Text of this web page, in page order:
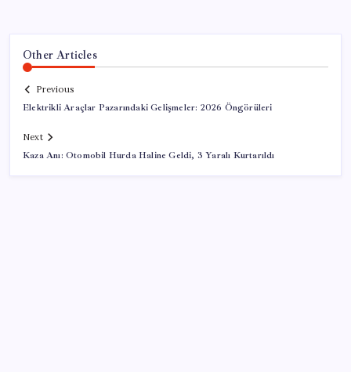
Other Articles
Previous
Elektrikli Araçlar Pazarındaki Gelişmeler: 2026 Öngörüleri
Next
Kaza Anı: Otomobil Hurda Haline Geldi, 3 Yaralı Kurtarıldı